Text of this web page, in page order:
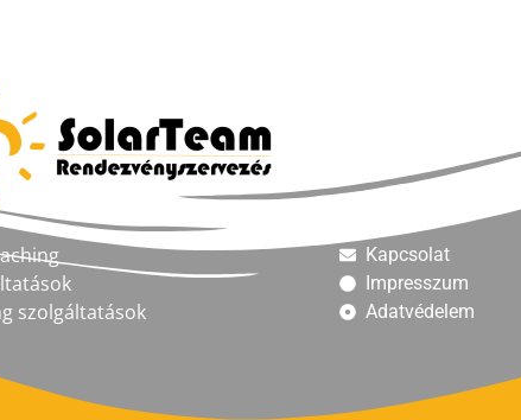
szolgáltatások
Kapcsolat
Impresszum
Adatvédelem